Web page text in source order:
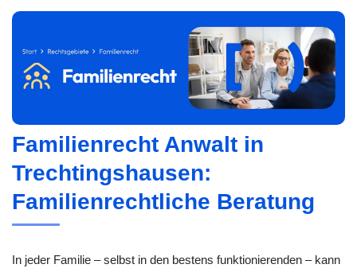
Familienrecht Anwalt in
Trechtingshausen:
Familienrechtliche Beratung
In jeder Familie – selbst in den bestens funktionierenden – kann